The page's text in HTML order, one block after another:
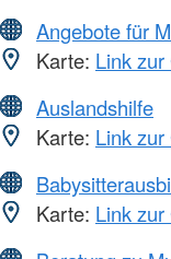
Angebote für
Karte: Link
Auslandshilfe
Karte: Link
Karte: Link